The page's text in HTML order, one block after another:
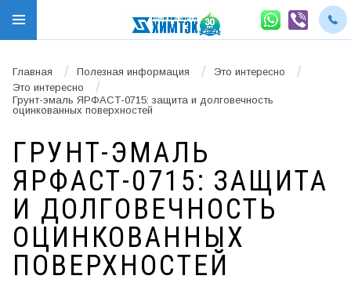
Главная / Полезная информация / Это интересно /
Это интересно /
Грунт-эмаль ЯРФАСТ-0715: защита и долговечность
оцинкованных поверхностей
ГРУНТ-ЭМАЛЬ
ЯРФАСТ-0715: ЗАЩИТА
И ДОЛГОВЕЧНОСТЬ
ОЦИНКОВАННЫХ
ПОВЕРХНОСТЕЙ